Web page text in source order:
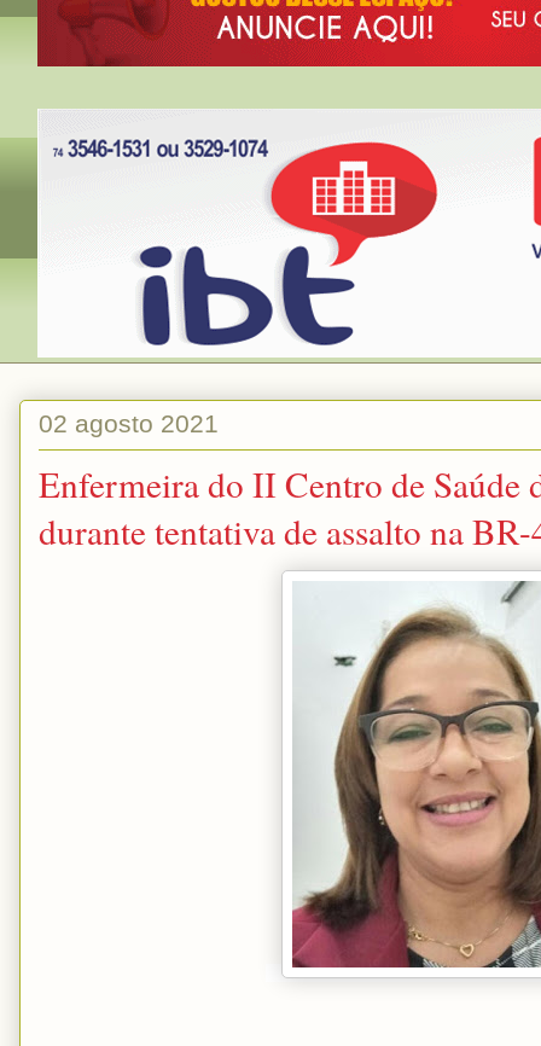
02 agosto 2021
Enfermeira do II Centro de Saúde
durante tentativa de assalto na